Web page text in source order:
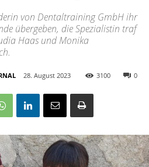
von Dentaltraining GmbH ihr
übergeben, die Spezialistin traf
Haas und Monika
28. August 2023 0
3100